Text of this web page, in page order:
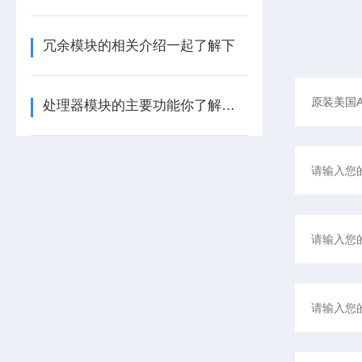
冗余模块的相关介绍一起了解下
处理器模块的主要功能你了解多少呢